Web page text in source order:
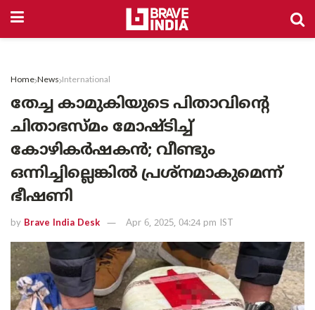
Home News International
തേച്ച കാമുകിയുടെ പിതാവിന്റെ
ചിതാഭസ്മം മോഷ്ടിച്ച്
കോഴികർഷകൻ; വീണ്ടും
ഒന്നിച്ചില്ലെങ്കിൽ പ്രശ്‌നമാകുമെന്ന്
ഭീഷണി
by Brave India Desk Apr 6, 2025, 04:24 pm IST